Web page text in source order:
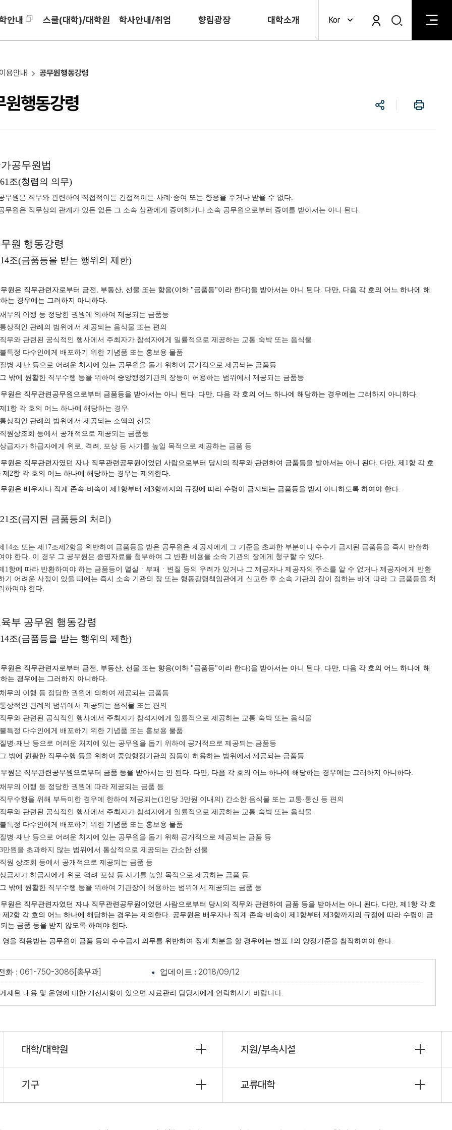
안내 스쿨(대학)/대학원 학사안내/취업 향림광장 대학소개 Kor
검
비
용안내 공무원행동강령
원행동강령
공
인
쇄
공무원법
조(청렴의 의무)
무원은 직무와 관련하여 직접적이든 간접적이든 사례·증여 또는 향응을 주거나 받을 수 없다.
무원은 직무상의 관계가 있든 없든 그 소속 상관에게 증여하거나 소속 공무원으로부터 증여를 받아서는 아니 된다.
원 행동강령
조(금품등을 받는 행위의 제한)
원은 직무관련자로부터 금전, 부동산, 선물 또는 향응(이하 "금품등"이라 한다)을 받아서는 아니 된다. 다만, 다음 각 호의 어느 하나에 해
는 경우에는 그러하지 아니하다.
채무의 이행 등 정당한 권원에 의하여 제공되는 금품등
통상적인 관례의 범위에서 제공되는 음식물 또는 편의
직무와 관련된 공식적인 행사에서 주최자가 참석자에게 일률적으로 제공하는 교통·숙박 또는 음식물
불특정 다수인에게 배포하기 위한 기념품 또는 홍보용 물품
질병·재난 등으로 어려운 처지에 있는 공무원을 돕기 위하여 공개적으로 제공되는 금품등
그 밖에 원활한 직무수행 등을 위하여 중앙행정기관의 장등이 허용하는 범위에서 제공되는 금품등
원은 직무관련공무원으로부터 금품등을 받아서는 아니 된다. 다만, 다음 각 호의 어느 하나에 해당하는 경우에는 그러하지 아니하다.
제1항 각 호의 어느 하나에 해당하는 경우
통상적인 관례의 범위에서 제공되는 소액의 선물
직원상조회 등에서 공개적으로 제공되는 금품등
상급자가 하급자에게 위로, 격려, 포상 등 사기를 높일 목적으로 제공하는 금품 등
원은 직무관련자였던 자나 직무관련공무원이었던 사람으로부터 당시의 직무와 관련하여 금품등을 받아서는 아니 된다. 다만, 제1항 각 호
제2항 각 호의 어느 하나에 해당하는 경우는 제외한다.
원은 배우자나 직계 존속·비속이 제1항부터 제3항까지의 규정에 따라 수령이 금지되는 금품등을 받지 아니하도록 하여야 한다.
조(금지된 금품등의 처리)
14조 또는 제17조제2항을 위반하여 금품등을 받은 공무원은 제공자에게 그 기준을 초과한 부분이나 수수가 금지된 금품등을 즉시 반환하
야 한다. 이 경우 그 공무원은 증명자료를 첨부하여 그 반환 비용을 소속 기관의 장에게 청구할 수 있다.
1항에 따라 반환하여야 하는 금품등이 멸실ㆍ부패ㆍ변질 등의 우려가 있거나 그 제공자나 제공자의 주소를 알 수 없거나 제공자에게 반환
기 어려운 사정이 있을 때에는 즉시 소속 기관의 장 또는 행동강령책임관에게 신고한 후 소속 기관의 장이 정하는 바에 따라 그 금품등을 처
하여야 한다.
부 공무원 행동강령
조(금품등을 받는 행위의 제한)
원은 직무관련자로부터 금전, 부동산, 선물 또는 향응(이하 "금품등"이라 한다)을 받아서는 아니 된다. 다만, 다음 각 호의 어느 하나에 해
는 경우에는 그러하지 아니하다.
채무의 이행 등 정당한 권원에 의하여 제공되는 금품등
통상적인 관례의 범위에서 제공되는 음식물 또는 편의
직무와 관련된 공식적인 행사에서 주최자가 참석자에게 일률적으로 제공하는 교통·숙박 또는 음식물
불특정 다수인에게 배포하기 위한 기념품 또는 홍보용 물품
질병·재난 등으로 어려운 처지에 있는 공무원을 돕기 위하여 공개적으로 제공되는 금품등
그 밖에 원활한 직무수행 등을 위하여 중앙행정기관의 장등이 허용하는 범위에서 제공되는 금품등
원은 직무관련공무원으로부터 금품 등을 받아서는 안 된다. 다만, 다음 각 호의 어느 하나에 해당하는 경우에는 그러하지 아니하다.
채무의 이행 등 정당한 권원에 따라 제공되는 금품 등
직무수행을 위해 부득이한 경우에 한하여 제공되는(1인당 3만원 이내의) 간소한 음식물 또는 교통·통신 등 편의
직무와 관련된 공식적인 행사에서 주최자가 참석자에게 일률적으로 제공하는 교통·숙박 또는 음식물
불특정 다수인에게 배포하기 위한 기념품 또는 홍보용 물품
질병·재난 등으로 어려운 처지에 있는 공무원을 돕기 위해 공개적으로 제공되는 금품 등
3만원을 초과하지 않는 범위에서 통상적으로 제공되는 간소한 선물
직원 상조회 등에서 공개적으로 제공되는 금품 등
상급자가 하급자에게 위로·격려·포상 등 사기를 높일 목적으로 제공하는 금품 등
그 밖에 원활한 직무수행 등을 위하여 기관장이 허용하는 범위에서 제공되는 금품 등
원은 직무관련자였던 자나 직무관련공무원이었던 사람으로부터 당시의 직무와 관련하여 금품 등을 받아서는 아니 된다. 다만, 제1항 각 호
제2항 각 호의 어느 하나에 해당하는 경우는 제외한다. 공무원은 배우자나 직계 존속·비속이 제1항부터 제3항까지의 규정에 따라 수령이 금
는 금품 등을 받지 않도록 하여야 한다.
영을 적용받는 공무원이 금품 등의 수수금지 의무를 위반하여 징계 처분을 할 경우에는 별표 1의 양정기준을 참작하여야 한다.
화 : 061-750-3086[총무과] 업데이트 : 2018/09/12
게재된 내용 및 운영에 대한 개선사항이 있으면 자료관리 담당자에게 연락하시기 바랍니다.
대학/대학원 지원/부속시설
기구 교류대학